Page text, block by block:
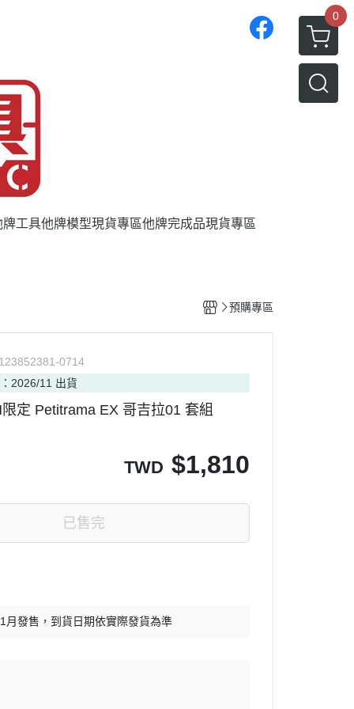
0
牌工具他牌模型現貨專區他牌完成品現貨專區
預購專區
0714
2026/11 出貨
定 Petitrama EX 哥吉拉01 套組
TWD $1,810
已售完
月發售，到貨日期依實際發貨為準